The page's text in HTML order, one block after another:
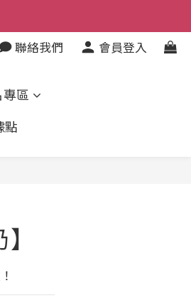
聯絡我們 會員登入
區
點